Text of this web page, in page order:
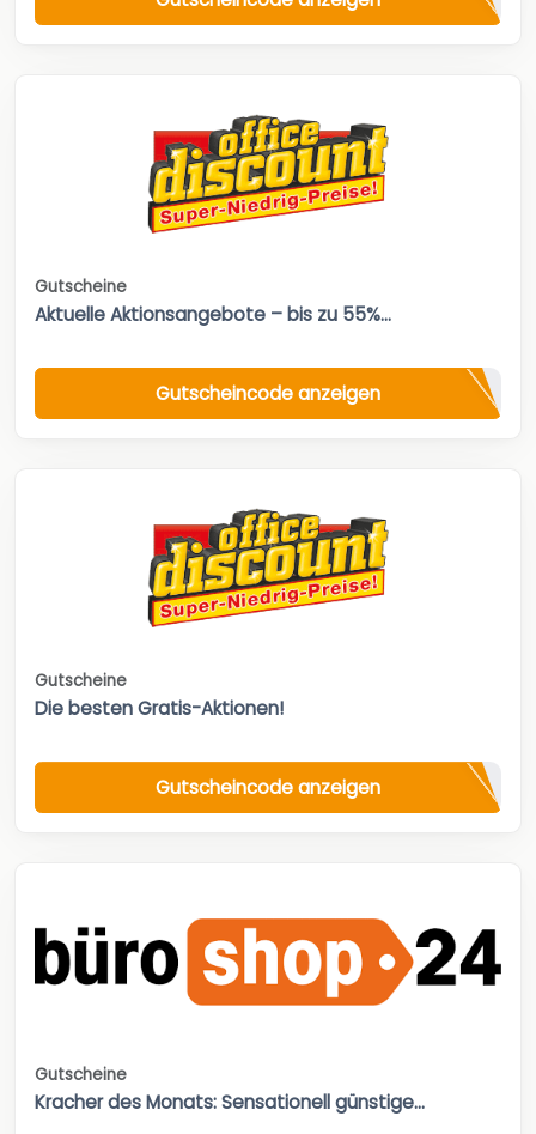
Gutscheine
Aktuelle Aktionsangebote – bis zu 55%...
Gutscheincode anzeigen
Gutscheine
Die besten Gratis-Aktionen!
Gutscheincode anzeigen
Gutscheine
Kracher des Monats: Sensationell günstige...